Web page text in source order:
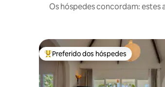
Os hóspedes concordam:
Entre os melhores preferidos dos
Preferido dos hóspedes